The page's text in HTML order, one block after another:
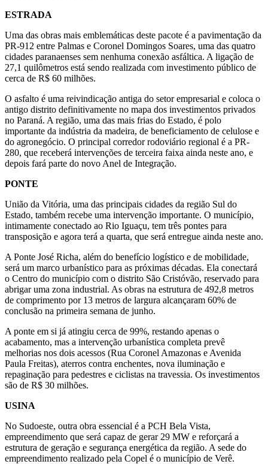
ESTRADA
Uma das obras mais emblemáticas deste pacote é a pavimentação da
PR-912 entre Palmas e Coronel Domingos Soares, uma das quatro
cidades paranaenses sem nenhuma conexão asfáltica. A ligação de
27,1 quilômetros está sendo realizada com investimento público de
cerca de R$ 60 milhões.
O asfalto é uma reivindicação antiga do setor empresarial e coloca o
antigo distrito definitivamente no mapa dos investimentos privados
no Paraná. A região, uma das mais frias do Estado, é polo
importante da indústria da madeira, de beneficiamento de celulose e
do agronegócio. O principal corredor rodoviário regional é a PR-
280, que receberá intervenções de terceira faixa ainda neste ano, e
depois fará parte do novo Anel de Integração.
PONTE
União da Vitória, uma das principais cidades da região Sul do
Estado, também recebe uma intervenção importante. O município,
intimamente conectado ao Rio Iguaçu, tem três pontes para
transposição e agora terá a quarta, que será entregue ainda neste ano.
A Ponte José Richa, além do benefício logístico e de mobilidade,
será um marco urbanístico para as próximas décadas. Ela conectará
o Centro do município com o distrito São Cristóvão, reservado para
abrigar uma zona industrial. As obras na estrutura de 492,8 metros
de comprimento por 13 metros de largura alcançaram 60% de
conclusão na primeira semana de junho.
A ponte em si já atingiu cerca de 99%, restando apenas o
acabamento, mas a intervenção urbanística completa prevê
melhorias nos dois acessos (Rua Coronel Amazonas e Avenida
Paula Freitas), aterros contra enchentes, nova iluminação e
repaginação para pedestres e ciclistas na travessia. Os investimentos
são de R$ 30 milhões.
USINA
No Sudoeste, outra obra essencial é a PCH Bela Vista,
empreendimento que será capaz de gerar 29 MW e reforçará a
estrutura de geração e segurança energética da região. A sede do
empreendimento realizado pela Copel é o município de Verê.